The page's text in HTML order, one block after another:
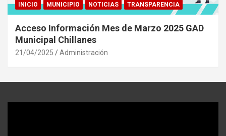
INICIO MUNICIPIO NOTICIAS TRANSPARENCIA
Acceso Información Mes de Marzo 2025 GAD
Municipal Chillanes
21/04/2025 Administración